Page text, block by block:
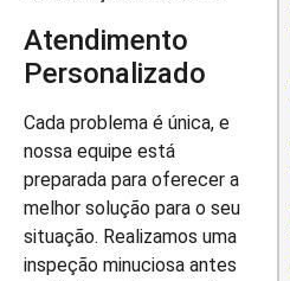
Atendimento
Personalizado
Cada problema é única, e
nossa equipe está
preparada para oferecer a
melhor solução para o seu
situação. Realizamos uma
inspeção minuciosa antes